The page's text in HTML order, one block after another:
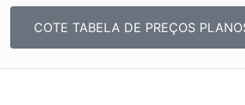
COTE TABELA DE PREÇOS